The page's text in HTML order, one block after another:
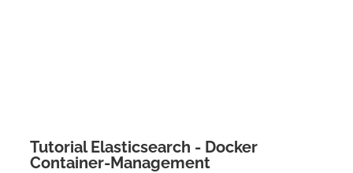
Tutorial Elasticsearch - Docker
Container-Management